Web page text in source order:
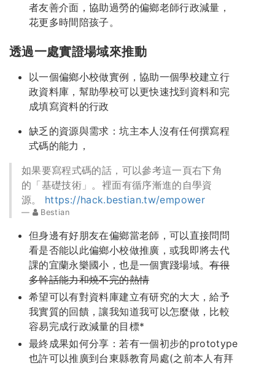
者友善介面，協助過勞的偏鄉老師行政減量，
花更多時間陪孩子。
透過一處實證場域來推動
以一個偏鄉小校做實例，協助一個學校建立行
政資料庫，幫助學校可以更快速找到資料和完
成填寫資料的行政
缺乏的資源與需求：坑主本人沒有任何撰寫程
式碼的能力，
如果要寫程式碼的話，可以參考這一頁右下角
的「基礎技術」。裡面有循序漸進的自學資
源。 https://hack.bestian.tw/empower
Bestian
但身邊有好朋友在偏鄉當老師，可以直接問問
看是否能以此偏鄉小校做推廣，或我即將去代
課的宜蘭永樂國小，也是一個實踐場域。有很
多幹話能力和燒不完的熱情
希望可以有對資料庫建立有研究的大大，給予
我實質的回饋，讓我知道我可以怎麼做，比較
容易完成行政減量的目標*
最終成果如何分享：若有一個初步的prototype
也許可以推廣到台東縣教育局處(之前本人有拜